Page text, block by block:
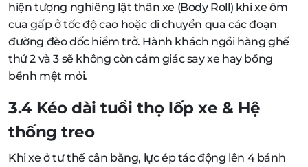
hiện tượng nghiêng lật thân xe (Body Roll) khi xe ôm
cua gấp ở tốc độ cao hoặc di chuyển qua các đoạn
đường đèo dốc hiểm trở. Hành khách ngồi hàng ghế
thứ 2 và 3 sẽ không còn cảm giác say xe hay bồng
bềnh mệt mỏi.
3.4 Kéo dài tuổi thọ lốp xe & Hệ
thống treo
Khi xe ở tư thế cân bằng, lực ép tác động lên 4 bánh